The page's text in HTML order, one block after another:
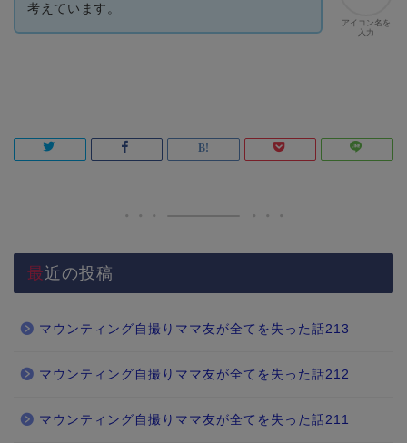
アイコン名を
入力
考えています。
最近の投稿
マウンティング自撮りママ友が全てを失った話213
マウンティング自撮りママ友が全てを失った話212
マウンティング自撮りママ友が全てを失った話211